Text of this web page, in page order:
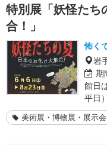
特別展「妖怪たち
合！」
怖く
岩
期
館日
平日
美術展・博物展・展示会